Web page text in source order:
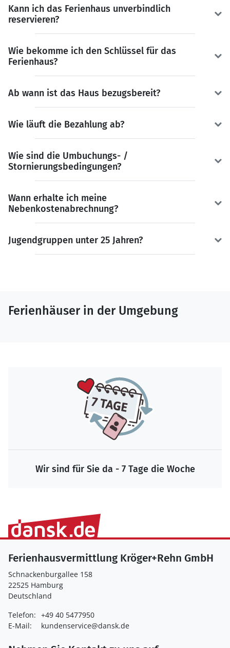
Kann ich das Ferienhaus unverbindlich
reservieren?
Wie bekomme ich den Schlüssel für das
Ferienhaus?
Ab wann ist das Haus bezugsbereit?
Wie läuft die Bezahlung ab?
Wie sind die Umbuchungs- /
Stornierungsbedingungen?
Wann erhalte ich meine
Nebenkostenabrechnung?
Jugendgruppen unter 25 Jahren?
Ferienhäuser in der Umgebung
Wir sind für Sie da - 7 Tage die Woche
Ferienhausvermittlung Kröger+Rehn GmbH
Schnackenburgallee 158
22525 Hamburg
Deutschland
Telefon: +49 40 5477950
E-Mail:
kundenservice@dansk.de